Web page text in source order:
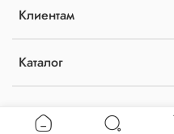
Клиентам
Каталог